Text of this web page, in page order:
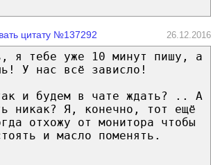
цитату №137292 26.12.2016
я тебе уже 10 минут пишу, а
У нас всё зависло!
и будем в чате ждать? .. А
никак? Я, конечно, тот ещё
отхожу от монитора чтобы
и масло поменять.